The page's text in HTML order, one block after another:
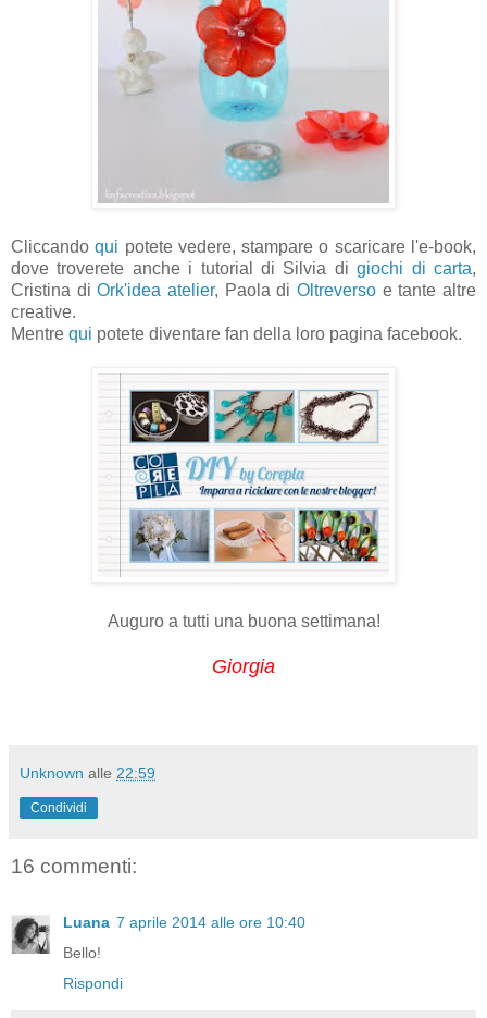
Cliccando qui potete vedere, stampare o scaricare l'e-book,
dove troverete anche i tutorial di Silvia digiochi di carta,
Cristina diOrk'idea atelier, Paola diOltreverso e tante altre
creative.
Mentre qui potete diventare fan della loro pagina facebook.
Auguro a tutti una buona settimana!
Giorgia
Unknown alle 22:59
Condividi
16 commenti:
Luana 7 aprile 2014 alle ore 10:40
Bello!
Rispondi